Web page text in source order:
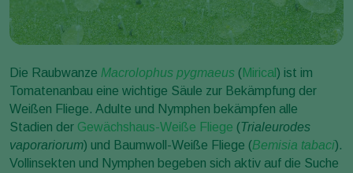
Die Raubwanze Macrolophus pygmaeus (Mirical) ist im
Tomatenanbau eine wichtige Säule zur Bekämpfung der
Weißen Fliege. Adulte und Nymphen bekämpfen alle
Stadien der Gewächshaus-Weiße Fliege (Trialeurodes
vaporariorum) und Baumwoll-Weiße Fliege (Bemisia tabaci).
Vollinsekten und Nymphen begeben sich aktiv auf die Suche